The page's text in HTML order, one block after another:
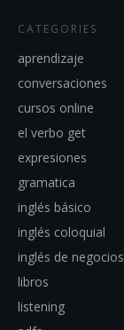
CATEGORIES
aprendizaje
conversaciones
cursos online
el verbo get
expresiones
gramatica
inglés básico
inglés coloquial
inglés de negocios
libros
listening